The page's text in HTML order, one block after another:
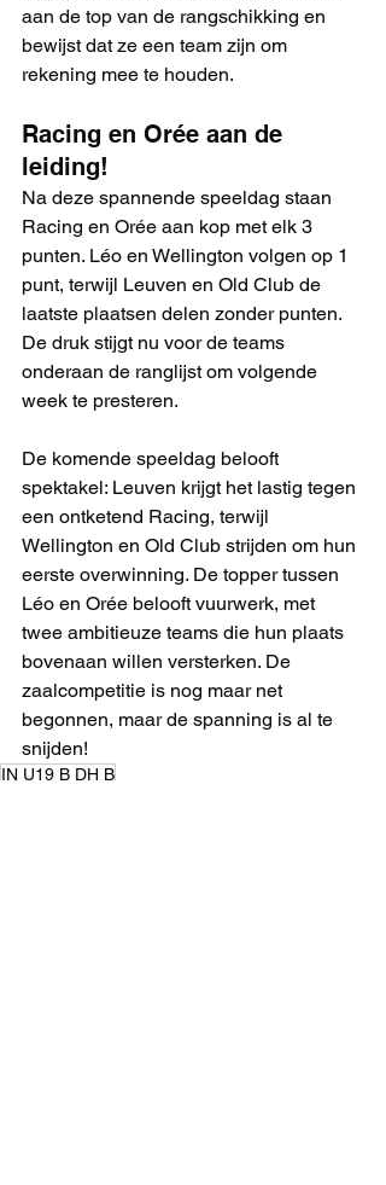
aan de top van de rangschikking en
bewijst dat ze een team zijn om
rekening mee te houden.
Racing en Orée aan de
leiding!
Na deze spannende speeldag staan
Racing en Orée aan kop met elk 3
punten. Léo en Wellington volgen op 1
punt, terwijl Leuven en Old Club de
laatste plaatsen delen zonder punten.
De druk stijgt nu voor de teams
onderaan de ranglijst om volgende
week te presteren.
De komende speeldag belooft
spektakel: Leuven krijgt het lastig tegen
een ontketend Racing, terwijl
Wellington en Old Club strijden om hun
eerste overwinning. De topper tussen
Léo en Orée belooft vuurwerk, met
twee ambitieuze teams die hun plaats
bovenaan willen versterken. De
zaalcompetitie is nog maar net
begonnen, maar de spanning is al te
snijden!
IN U19 B DH B